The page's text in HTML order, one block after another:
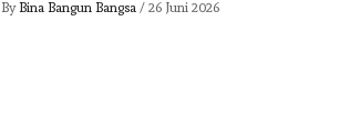
By Bina Bangun Bangsa / 26 Juni 2026